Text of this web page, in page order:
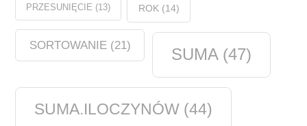
PRZESUNIĘCIE (13) ROK(14)
SORTOWANIE(21) SUMA(47)
SUMA.ILOCZYNÓW (44)